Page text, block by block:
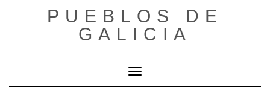
PUEBLOS DE
GALICIA
Cambiar modo de navegación